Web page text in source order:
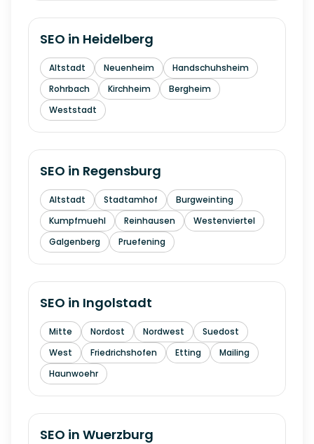
SEO in Heidelberg
Altstadt Neuenheim
Handschuhsheim
Rohrbach
Kirchheim
Bergheim
Weststadt
SEO in Regensburg
Altstadt Stadtamhof
Burgweinting
Kumpfmuehl
Reinhausen
Westenviertel
Galgenberg
Pruefening
SEO in Ingolstadt
Mitte Nordost Nordwest
Suedost
West
Friedrichshofen Etting
Mailing
Haunwoehr
SEO in Wuerzburg